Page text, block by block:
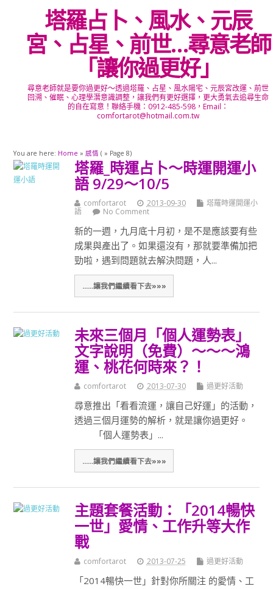
塔羅占卜、風水、元辰
宮、占星、前世…尋意老師
「讓你過更好」
尋意老師就是要你過更好～透過塔羅、占星、風水陽宅、元辰宮改運、前世
回溯、催眠、心理學潛意識調整，讓我們有更好選擇，更大勇氣去追尋生命
的自在寫意！聯絡手機：0912-485-598，Email：
comfortarot@hotmail.com.tw
You are here: Home » 感情 ( » Page 8)
塔羅_時運占卜～時運開運小
語 9/29～10/5
comfortarot 2013-09-30
塔羅時運開運小
語
No Comment
新的一週，九月底十月初，是不是應該要有些
成果與產出了。如果還沒有，那就要準備加把
勁啦，遇到問題就去解決問題，人...
......讓我們繼續看下去»»»
未來三個月「個人運勢表」
文字說明（免費）～～～鴻
運、桃花何時來？！
comfortarot 2013-07-30 過更好活動
尋意推出「看看流運，讓自己好運」的活動，
透過三個月運勢的解析，就是讓你過更好。
「個人運勢表」...
......讓我們繼續看下去»»»
主題套餐活動：「2014暢快
一世」愛情、工作升等大作
戰
comfortarot 2013-07-25 過更好活動
「2014暢快一世」針對你所關注 的愛情、工